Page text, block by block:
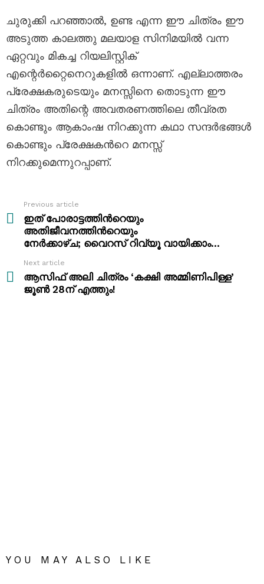
ചുരുക്കി പറഞ്ഞാൽ, ഉണ്ട എന്ന ഈ ചിത്രം ഈ
അടുത്ത കാലത്തു മലയാള സിനിമയിൽ വന്ന
ഏറ്റവും മികച്ച റിയലിസ്റ്റിക്
എന്റെർറ്റൈനെറുകളിൽ ഒന്നാണ്. എല്ലാത്തരം
പ്രേക്ഷകരുടെയും മനസ്സിനെ തൊടുന്ന ഈ
ചിത്രം അതിന്റെ അവതരണത്തിലെ തീവ്രത
കൊണ്ടും ആകാംഷ നിറക്കുന്ന കഥാ സന്ദർഭങ്ങൾ
കൊണ്ടും പ്രേക്ഷകന്‍റെ മനസ്സ്
നിറക്കുമെന്നുറപ്പാണ്.
more
Previous article
ഇത് പോരാട്ടത്തിന്‍റെയും
അതിജീവനത്തിന്‍റെയും
നേർക്കാഴ്ച; വൈറസ് റിവ്യൂ വായിക്കാം…
Next article
ആസിഫ് അലി ചിത്രം ‘കക്ഷി അമ്മിണിപിള്ള’
ജൂൺ 28ന് എത്തും!
YOU MAY ALSO LIKE